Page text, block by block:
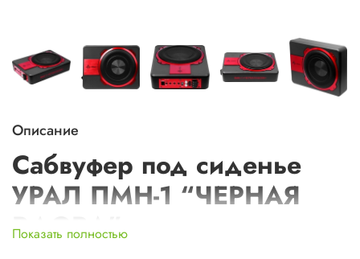
Описание
Сабвуфер под сиденье
УРАЛ ПМН-1 “ЧЕРНАЯ
ВДОВА”
Показать полностью